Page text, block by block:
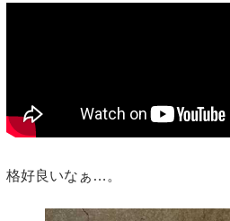
格好良いなぁ…。